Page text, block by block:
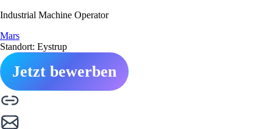
Industrial Machine Operator
Mars
Standort: Eystrup
Jetzt bewerben